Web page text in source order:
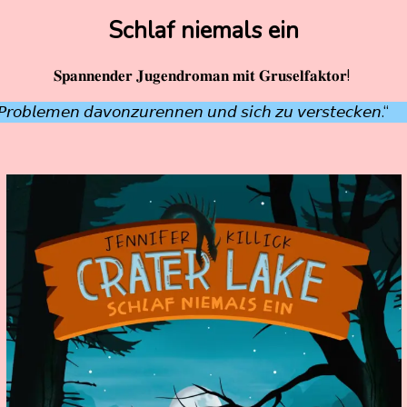
Schlaf niemals ein
𝐒𝐩𝐚𝐧𝐧𝐞𝐧𝐝𝐞𝐫 𝐉𝐮𝐠𝐞𝐧𝐝𝐫𝐨𝐦𝐚𝐧 𝐦𝐢𝐭 𝐆𝐫𝐮𝐬𝐞𝐥𝐟𝐚𝐤𝐭𝐨𝐫!
𝘥𝘢𝘷𝘰𝘯𝘻𝘶𝘳𝘦𝘯𝘯𝘦𝘯 𝘶𝘯𝘥 𝘴𝘪𝘤𝘩 𝘻𝘶 𝘷𝘦𝘳𝘴𝘵𝘦𝘤𝘬𝘦𝘯.“